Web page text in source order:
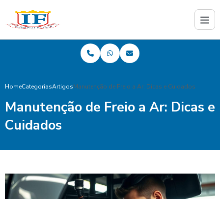
HomeCategoriasArtigosManutenção de Freio a Ar: Dicas e Cuidados
Manutenção de Freio a Ar: Dicas e
Cuidados